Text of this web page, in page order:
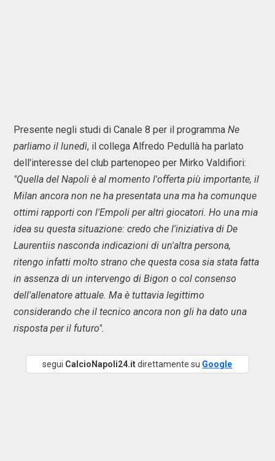
Presente negli studi di Canale 8 per il programma Ne
parliamo il lunedì, il collega Alfredo Pedullà ha parlato
dell'interesse del club partenopeo per Mirko Valdifiori:
"Quella del Napoli è al momento l'offerta più importante, il
Milan ancora non ne ha presentata una ma ha comunque
ottimi rapporti con l'Empoli per altri giocatori. Ho una mia
idea su questa situazione: credo che l'iniziativa di De
Laurentiis nasconda indicazioni di un'altra persona,
ritengo infatti molto strano che questa cosa sia stata fatta
in assenza di un intervengo di Bigon o col consenso
dell'allenatore attuale. Ma è tuttavia legittimo
considerando che il tecnico ancora non gli ha dato una
risposta per il futuro".
segui CalcioNapoli24.itdirettamente su Google